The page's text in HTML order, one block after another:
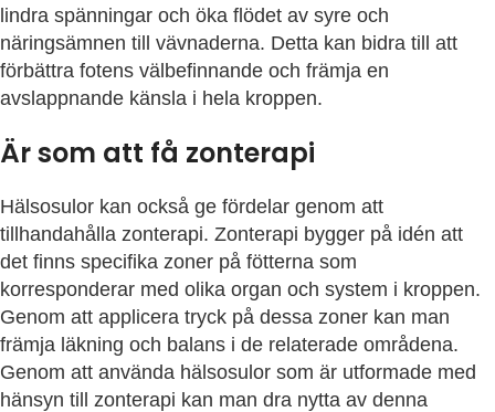
lindra spänningar och öka flödet av syre och
näringsämnen till vävnaderna. Detta kan bidra till att
förbättra fotens välbefinnande och främja en
avslappnande känsla i hela kroppen.
Är som att få zonterapi
Hälsosulor kan också ge fördelar genom att
tillhandahålla zonterapi. Zonterapi bygger på idén att
det finns specifika zoner på fötterna som
korresponderar med olika organ och system i kroppen.
Genom att applicera tryck på dessa zoner kan man
främja läkning och balans i de relaterade områdena.
Genom att använda hälsosulor som är utformade med
hänsyn till zonterapi kan man dra nytta av denna